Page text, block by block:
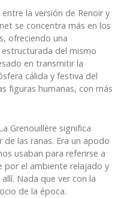
la versión de Renoir y
se concentra más en los
ofreciendo una
del mismo
en transmitir la
cálida y festiva del
figuras humanas, con más
Grenouillère significa
las ranas. Era un apodo
usaban para referirse a
por el ambiente relajado y
Nada que ver con la
de la época.